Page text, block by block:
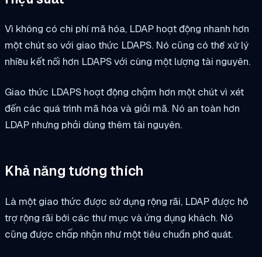
Vì không có chi phí mã hóa, LDAP hoạt động nhanh hơn
một chút so với giao thức LDAPS. Nó cũng có thể xử lý
nhiều kết nối hơn LDAPS với cùng một lượng tài nguyên.
Giao thức LDAPS hoạt động chậm hơn một chút vì xét
đến các quá trình mã hóa và giải mã. Nó an toàn hơn
LDAP nhưng phải dùng thêm tài nguyên.
Khả năng tương thích
Là một giao thức được sử dụng rộng rãi, LDAP được hỗ
trợ rộng rãi bởi các thư mục và ứng dụng khách. Nó
cũng được chấp nhận như một tiêu chuẩn phổ quát.